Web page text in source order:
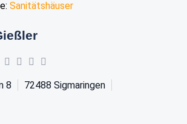
Sanitätshäuser
8 72488 Sigmaringen